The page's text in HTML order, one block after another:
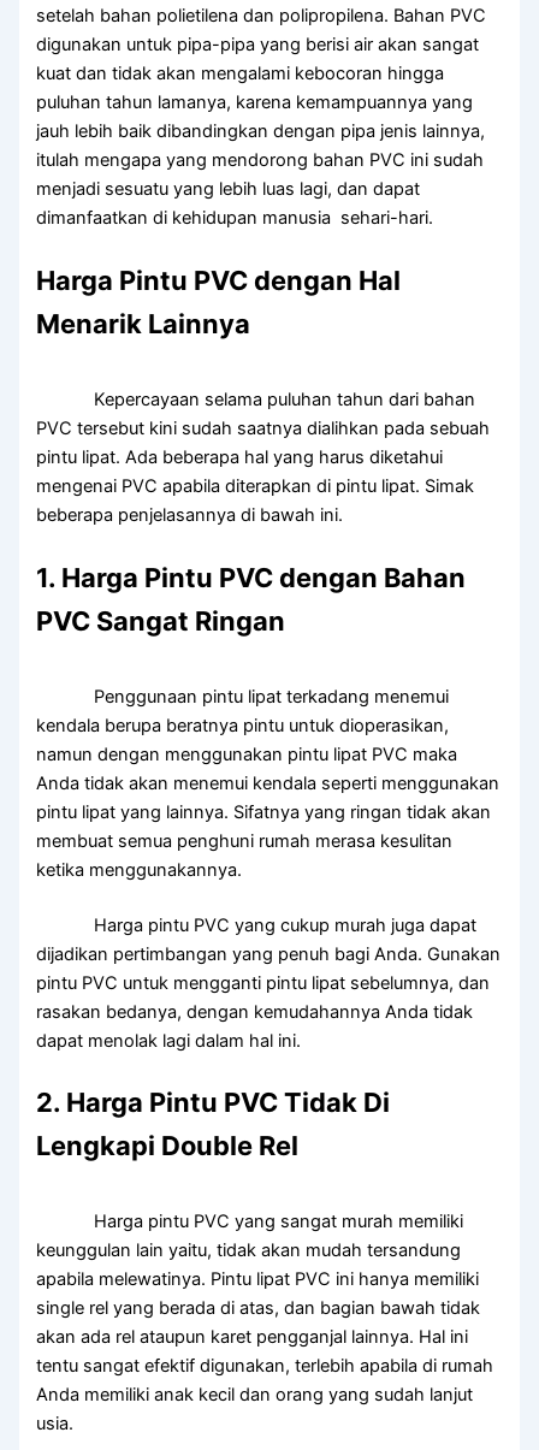
setelah bahan polietilena dan polipropilena. Bahan PVC
digunakan untuk pipa-pipa yang berisi air akan sangat
kuat dan tidak akan mengalami kebocoran hingga
puluhan tahun lamanya, karena kemampuannya yang
jauh lebih baik dibandingkan dengan pipa jenis lainnya,
itulah mengapa yang mendorong bahan PVC ini sudah
menjadi sesuatu yang lebih luas lagi, dan dapat
dimanfaatkan di kehidupan manusia sehari-hari.
Harga Pintu PVC dengan Hal
Menarik Lainnya
Kepercayaan selama puluhan tahun dari bahan
PVC tersebut kini sudah saatnya dialihkan pada sebuah
pintu lipat. Ada beberapa hal yang harus diketahui
mengenai PVC apabila diterapkan di pintu lipat. Simak
beberapa penjelasannya di bawah ini.
1. Harga Pintu PVC dengan Bahan
PVC Sangat Ringan
Penggunaan pintu lipat terkadang menemui
kendala berupa beratnya pintu untuk dioperasikan,
namun dengan menggunakan pintu lipat PVC maka
Anda tidak akan menemui kendala seperti menggunakan
pintu lipat yang lainnya. Sifatnya yang ringan tidak akan
membuat semua penghuni rumah merasa kesulitan
ketika menggunakannya.
Harga pintu PVC yang cukup murah juga dapat
dijadikan pertimbangan yang penuh bagi Anda. Gunakan
pintu PVC untuk mengganti pintu lipat sebelumnya, dan
rasakan bedanya, dengan kemudahannya Anda tidak
dapat menolak lagi dalam hal ini.
2. Harga Pintu PVC Tidak Di
Lengkapi Double Rel
Harga pintu PVC yang sangat murah memiliki
keunggulan lain yaitu, tidak akan mudah tersandung
apabila melewatinya. Pintu lipat PVC ini hanya memiliki
single rel yang berada di atas, dan bagian bawah tidak
akan ada rel ataupun karet pengganjal lainnya. Hal ini
tentu sangat efektif digunakan, terlebih apabila di rumah
Anda memiliki anak kecil dan orang yang sudah lanjut
usia.